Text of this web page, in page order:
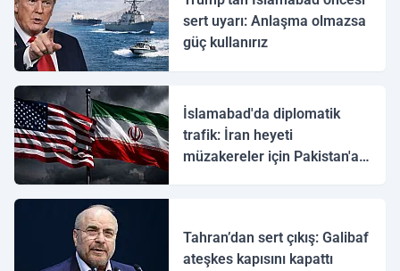
sert uyarı: Anlaşma olmazsa
güç kullanırız
İslamabad'da diplomatik
trafik: İran heyeti
müzakereler için Pakistan'a
Tahran’dan sert çıkış: Galibaf
ateşkes kapısını kapattı